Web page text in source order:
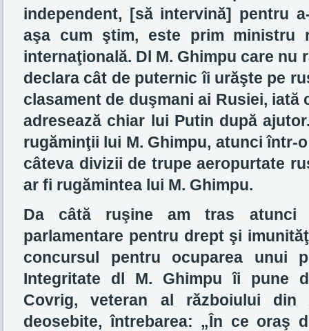
independent, [să intervină] pentru
aşa cum ştim, este prim ministru
internaţională. Dl M. Ghimpu care nu
declara cât de puternic îi urăşte pe
clasament de duşmani ai Rusiei, iată
adresează chiar lui Putin după
rugăminţii lui M. Ghimpu, atunci într-
câteva divizii de trupe aeropurtate
ar fi rugămintea lui M. Ghimpu.
Da câtă ruşine am tras atunci
parlamentare pentru drept şi
concursul pentru ocuparea unui
Integritate dl M. Ghimpu îi pune
Covrig, veteran al războiului din
deosebite, întrebarea: „În ce oraş